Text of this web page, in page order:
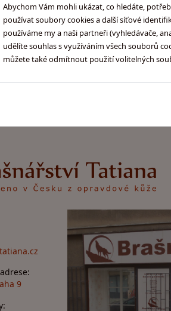
Abychom Vám mohli ukázat, co hledáte,
používat soubory cookies a další síťové
používáme my a naši partneři (vyhledávače,
udělíte souhlas s využíváním všech souborů
můžete také odmítnout použití volitelných
u nás
9